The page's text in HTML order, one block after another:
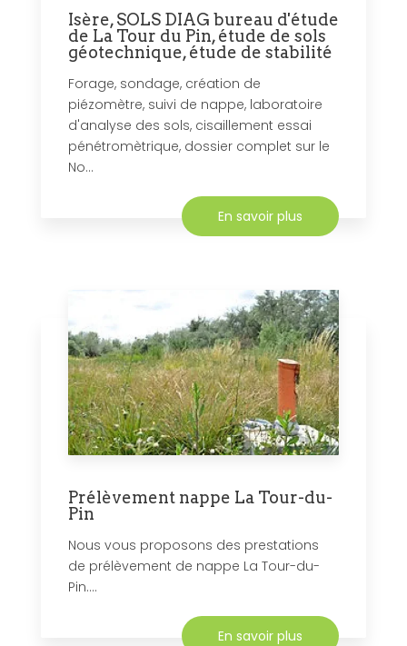
Isère, SOLS DIAG bureau d'étude
de La Tour du Pin, étude de sols
géotechnique, étude de stabilité
Forage, sondage, création de
piézomètre, suivi de nappe, laboratoire
d'analyse des sols, cisaillement essai
pénétromètrique, dossier complet sur le
No...
En savoir plus
Prélèvement nappe La Tour-du-
Pin
Nous vous proposons des prestations
de prélèvement de nappe La Tour-du-
Pin....
En savoir plus